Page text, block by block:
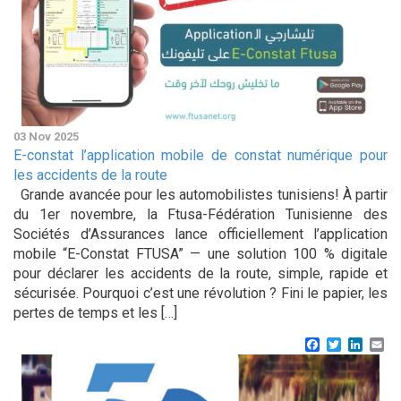
03 Nov 2025
E-constat l’application mobile de constat numérique pour
les accidents de la route
Grande avancée pour les automobilistes tunisiens! À partir
du 1er novembre, la Ftusa-Fédération Tunisienne des
Sociétés d’Assurances lance officiellement l’application
mobile “E-Constat FTUSA” — une solution 100 % digitale
pour déclarer les accidents de la route, simple, rapide et
sécurisée. Pourquoi c’est une révolution ? Fini le papier, les
pertes de temps et les […]
Facebook
Twitter